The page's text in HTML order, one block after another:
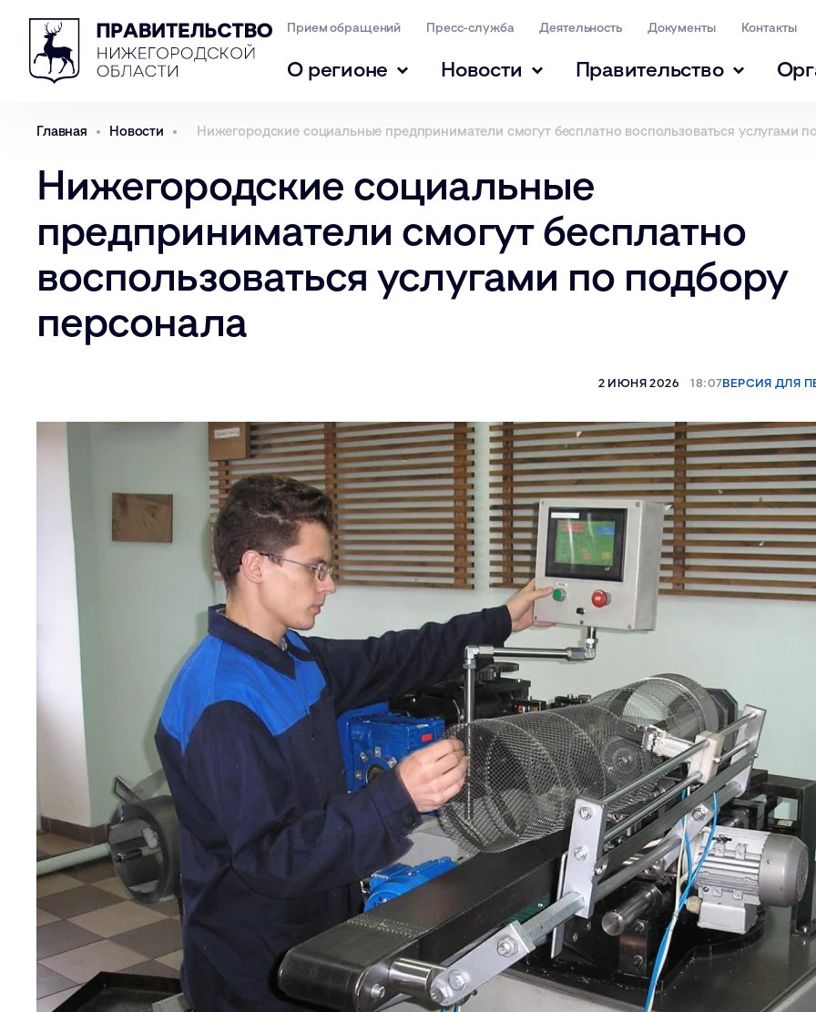
Прием обращений Пресс-служба Деятельность Документы Контакты
О регионе Новости Правительство
Главная Новости Нижегородские социальные предприниматели смогут бесплатно воспользоваться услугами
Нижегородские социальные
предприниматели смогут бесплатно
воспользоваться услугами по подбору
персонала
2 ИЮНЯ 2026 18:07ВЕРСИЯ ДЛЯ